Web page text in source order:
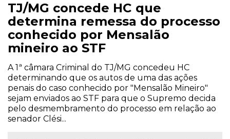
TJ/MG concede HC que
determina remessa do processo
conhecido por Mensalão
mineiro ao STF
A 1ª câmara Criminal do TJ/MG concedeu HC
determinando que os autos de uma das ações
penais do caso conhecido por "Mensalão Mineiro"
sejam enviados ao STF para que o Supremo decida
pelo desmembramento do processo em relação ao
senador Clési...